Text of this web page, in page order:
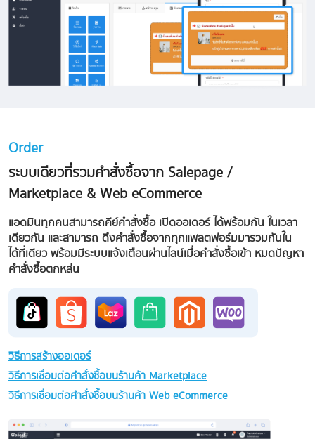
Order
ระบบเดียวที่รวมคำสั่งซื้อจาก Salepage /
Marketplace & Web eCommerce
แอดมินทุกคนสามารถคีย์คำสั่งซื้อ เปิดออเดอร์ ได้พร้อมกัน ในเวลา
เดียวกัน และสามารถ ดึงคำสั่งซื้อจากทุกแพลตฟอร์มมารวมกันใน
ได้ที่เดียว พร้อมมีระบบแจ้งเตือนผ่านไลน์เมื่อคำสั่งซื้อเข้า หมดปัญหา
คำสั่งซื้อตกหล่น
วิธีการสร้างออเดอร์
วิธีการเชื่อมต่อคำสั่งซื้อบนร้านค้า Marketplace
วิธีการเชื่อมต่อคำสั่งซื้อบนร้านค้า Web eCommerce